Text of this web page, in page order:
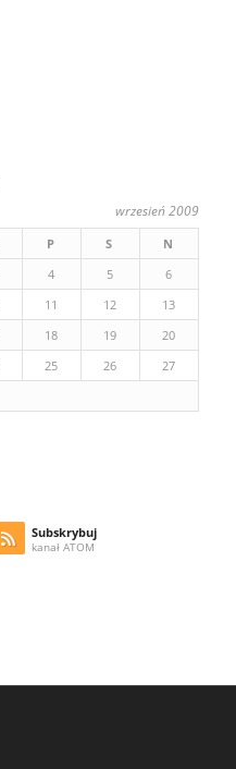
wrzesień 2009
P S
N
4 5
6
11 12
13
18 19
20
25 26
27
Subskrybuj
kanał ATOM